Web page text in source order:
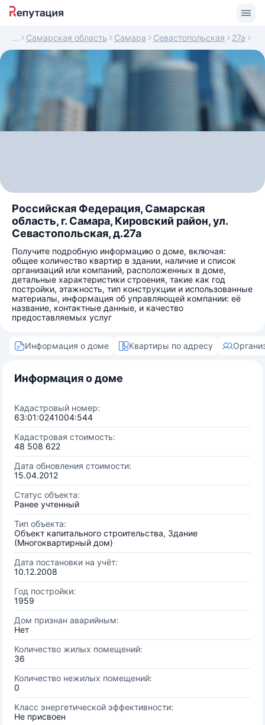
Самарская область Самара Севастопольская 27а
Российская Федерация, Самарская
область, г. Самара, Кировский район, ул.
Севастопольская, д.27а
Получите подробную информацию о доме, включая:
общее количество квартир в здании, наличие и список
организаций или компаний, расположенных в доме,
детальные характеристики строения, такие как год
постройки, этажность, тип конструкции и использованные
материалы, информация об управляющей компании: её
название, контактные данные, и качество
предоставляемых услуг
Информация о доме Квартиры по адресу
Информация о доме
Кадастровый номер:
63:01:0241004:544
Кадастровая стоимость:
48 508 622
Дата обновления стоимости:
15.04.2012
Статус объекта:
Ранее учтенный
Тип объекта:
Объект капитального строительства, Здание
(Многоквартирный дом)
Дата постановки на учёт:
10.12.2008
Год постройки:
1959
Дом признан аварийным:
Нет
Количество жилых помещений:
36
Количество нежилых помещений:
0
Класс энергетической эффективности:
Не присвоен